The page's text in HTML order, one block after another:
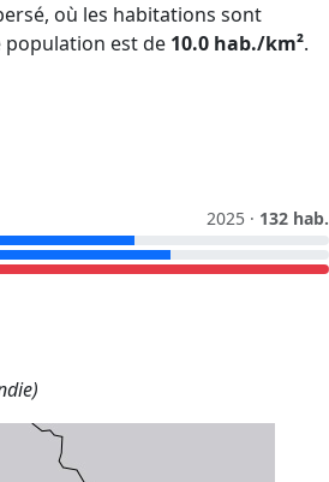
où les habitations sont
population est de 10.0 hab./km².
2025 · 132 hab.